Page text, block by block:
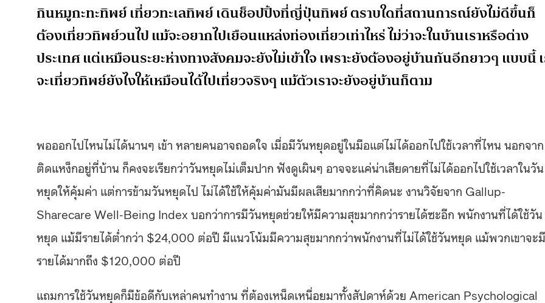
กินหมูกะทะทิพย์ เที่ยวทะเลทิพย์ เดินช็อปปิ้งที่ญี่ปุ่นทิพย์ ตราบใดที่สถานการณ์ยังไม่ดีขึ้นก็
ต้องเที่ยวทิพย์วนไป แม้จะอยากไปเยือนแหล่งท่องเที่ยวเท่าไหร่ ไม่ว่าจะในบ้านเราหรือต่าง
ประเทศ แต่เหมือนระยะห่างทางสังคมจะยังไม่เข้าใจ เพราะยังต้องอยู่บ้านกันอีกยาวๆ แบบนี้
จะเที่ยวทิพย์ยังไงให้เหมือนได้ไปเที่ยวจริงๆ แม้ตัวเราจะยังอยู่บ้านก็ตาม
พอออกไปไหนไม่ได้นานๆ เข้า หลายคนอาจถอดใจ เมื่อมีวันหยุดอยู่ในมือแต่ไม่ได้ออกไปใช้เวลาที่ไหน นอกจาก
ติดแหง็กอยู่ที่บ้าน ก็คงจะเรียกว่าวันหยุดไม่เต็มปาก ฟังดูเผินๆ อาจจะแค่น่าเสียดายที่ไม่ได้ออกไปใช้เวลาในวัน
หยุดให้คุ้มค่า แต่การข้ามวันหยุดไป ไม่ได้ใช้ให้คุ้มค่ามันมีผลเสียมากกว่าที่คิดนะ งานวิจัยจาก Gallup-
Sharecare Well-Being Index บอกว่าการมีวันหยุดช่วยให้มีความสุขมากกว่ารายได้ซะอีก พนักงานที่ได้ใช้วัน
หยุด แม้มีรายได้ต่ำกว่า $24,000 ต่อปี มีแนวโน้มมีความสุขมากกว่าพนักงานที่ไม่ได้ใช้วันหยุด แม้พวกเขาจะมี
รายได้มากถึง $120,000 ต่อปี
แถมการใช้วันหยุดก็มีข้อดีกับเหล่าคนทำงาน ที่ต้องเหน็ดเหนื่อยมาทั้งสัปดาห์ด้วย American Psychological